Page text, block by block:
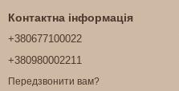
Контактна інформація
+380677100022
+380980002211
Передзвонити вам?